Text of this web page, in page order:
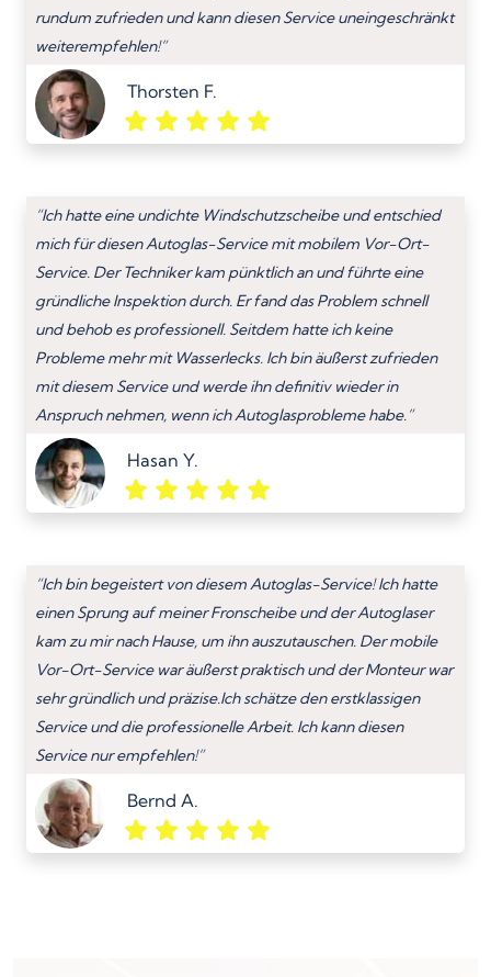
rundum zufrieden und kann diesen Service uneingeschränkt
weiterempfehlen!”
Thorsten F.
“Ich hatte eine undichte Windschutzscheibe und entschied
mich für diesen Autoglas-Service mit mobilem Vor-Ort-
Service. Der Techniker kam pünktlich an und führte eine
gründliche Inspektion durch. Er fand das Problem schnell
und behob es professionell. Seitdem hatte ich keine
Probleme mehr mit Wasserlecks. Ich bin äußerst zufrieden
mit diesem Service und werde ihn definitiv wieder in
Anspruch nehmen, wenn ich Autoglasprobleme habe.”
Hasan Y.
“Ich bin begeistert von diesem Autoglas-Service! Ich hatte
einen Sprung auf meiner Fronscheibe und der Autoglaser
kam zu mir nach Hause, um ihn auszutauschen. Der mobile
Vor-Ort-Service war äußerst praktisch und der Monteur war
sehr gründlich und präzise.Ich schätze den erstklassigen
Service und die professionelle Arbeit. Ich kann diesen
Service nur empfehlen!”
Bernd A.